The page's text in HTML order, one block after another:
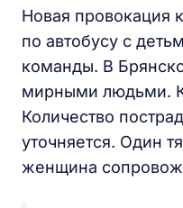
Новая провокация
по автобусу с
команды. В
мирными людьми.
Количество
уточняется. Один
женщина